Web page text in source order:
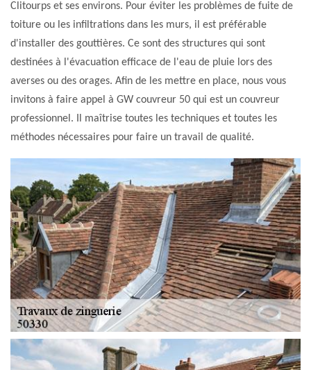
Clitourps et ses environs. Pour éviter les problèmes de fuite de
toiture ou les infiltrations dans les murs, il est préférable
d'installer des gouttières. Ce sont des structures qui sont
destinées à l'évacuation efficace de l'eau de pluie lors des
averses ou des orages. Afin de les mettre en place, nous vous
invitons à faire appel à GW couvreur 50 qui est un couvreur
professionnel. Il maîtrise toutes les techniques et toutes les
méthodes nécessaires pour faire un travail de qualité.